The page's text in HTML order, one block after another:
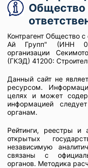
Общество
Контрагент Общество
Ай Групп" (ИНН
организации
(ГКЭД) 41200:
Данный сайт не
ресурсом.
целях и может
информацией
органам.
Рейтинги, реестры и
открытых
независимую
связаны с
органов. Методика